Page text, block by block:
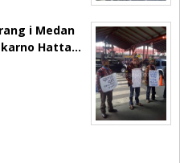
i Medan
Hatta…